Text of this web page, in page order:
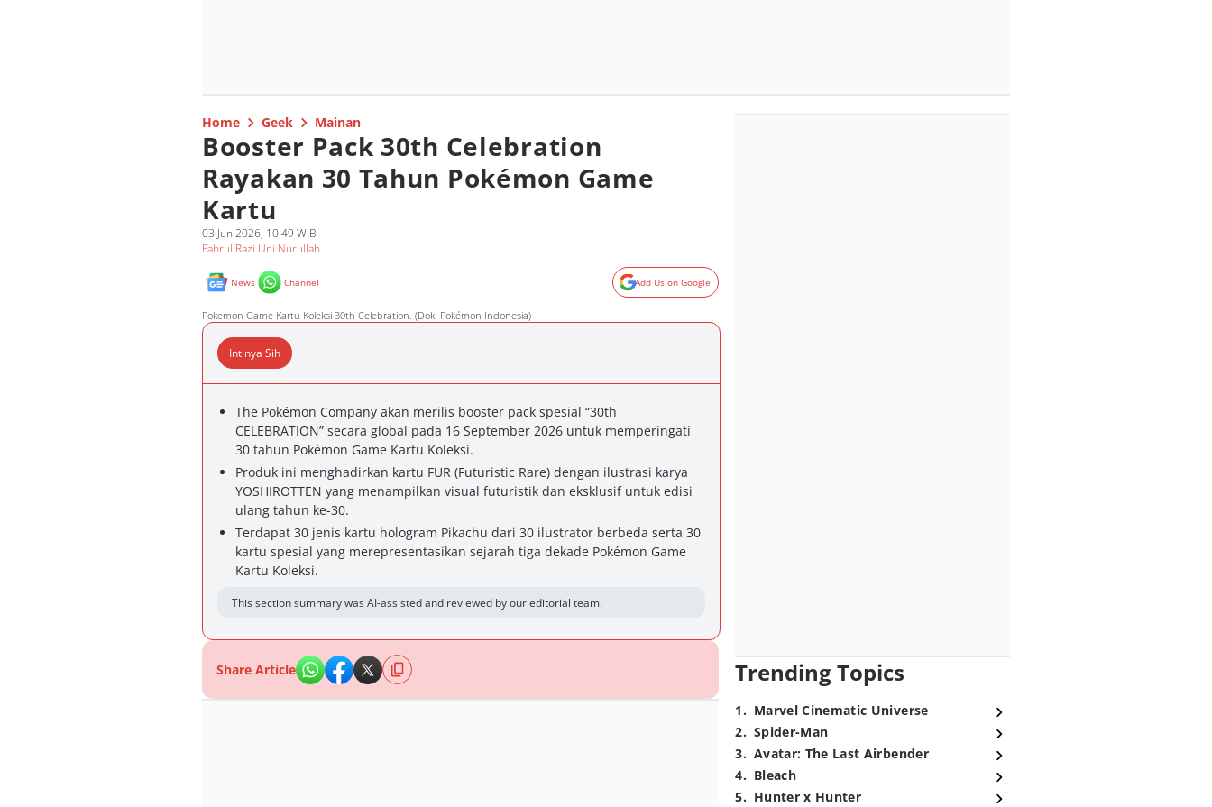
Home Geek Mainan
Booster Pack 30th Celebration
Rayakan 30 Tahun Pokémon Game
Kartu
03 Jun 2026, 10:49 WIB
Fahrul Razi Uni Nurullah
News Channel Add Us on Google
Pokemon Game Kartu Koleksi 30th Celebration. (Dok. Pokémon Indonesia)
Intinya Sih
The Pokémon Company akan merilis booster pack spesial “30th
CELEBRATION” secara global pada 16 September 2026 untuk memperingati
30 tahun Pokémon Game Kartu Koleksi.
Produk ini menghadirkan kartu FUR (Futuristic Rare) dengan ilustrasi karya
YOSHIROTTEN yang menampilkan visual futuristik dan eksklusif untuk edisi
ulang tahun ke-30.
Terdapat 30 jenis kartu hologram Pikachu dari 30 ilustrator berbeda serta 30
kartu spesial yang merepresentasikan sejarah tiga dekade Pokémon Game
Kartu Koleksi.
This section summary was AI-assisted and reviewed by our editorial team.
Share Article Trending Topics
1. Marvel Cinematic Universe
2. Spider-Man
3. Avatar: The Last Airbender
4. Bleach
5. Hunter x Hunter